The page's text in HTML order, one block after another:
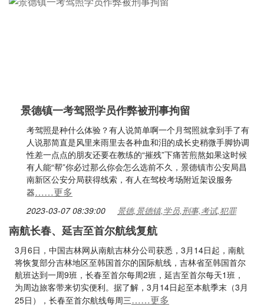
景德镇一考驾照学员作弊被刑事拘留
考驾照是种什么体验？有人说简单啊一个月驾照就拿到手了有
人说那简直是风里来雨里去各种血和泪的成长史稍微手脚协调
性差一点点的朋友还要在教练的“摧残”下痛苦煎熬如果这时候
有人能“帮”你必过那么你会怎么选前不久，景德镇市公安局昌
南新区公安分局获得线索，有人在驾校考场附近架设服务
器……更多
2023-03-07 08:39:00 景德,景德镇,学员,刑事,考试,犯罪
南航长春、延吉至首尔航线复航
3月6日，中国吉林网从南航吉林分公司获悉，3月14日起，南航
将恢复部分吉林地区至韩国首尔的国际航线，吉林省至韩国首尔
航班达到一周9班，长春至首尔每周2班，延吉至首尔每天1班，
为周边旅客带来切实便利。据了解，3月14日起至本航季末（3月
25日），长春至首尔航线每周三……更多